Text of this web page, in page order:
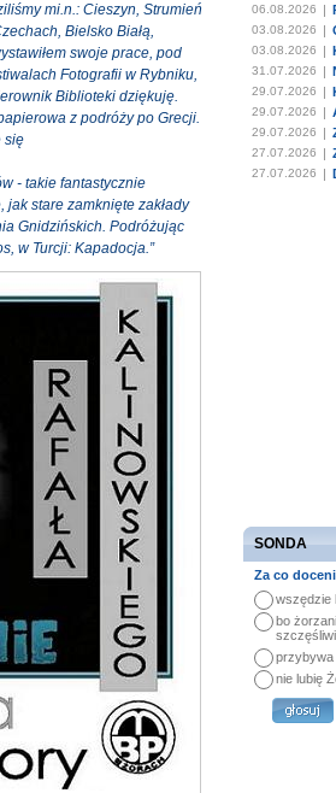
mi.n.: Cieszyn, Strumień
Bielsko Białą,
swoje prace, pod
Fotografii w Rybniku,
Biblioteki dziękuję.
z podróży po Grecji.
się
- takie fantastycznie
stare zamknięte zakłady
Gnidzińskich. Podróżując
w Turcji: Kapadocja.”
06.08.2026 |
03.08.2026 |
03.08.2026 |
31.07.2026 |
29.07.2026 |
29.07.2026 |
29.07.2026 |
27.07.2026 |
27.07.2026 |
SONDA
Za co
wszędzie
bo
szczęśliwi
nie lubię